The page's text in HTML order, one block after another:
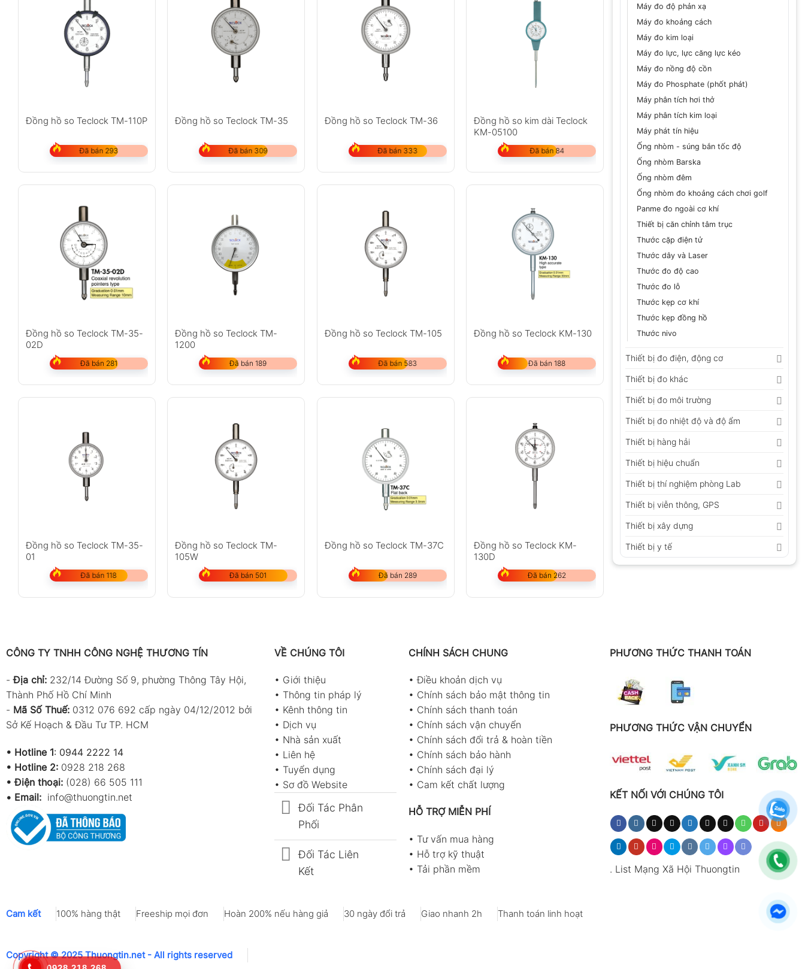
Máy đo độ phản xạ
Máy đo khoảng cách
Máy đo kim loại
Máy đo lực, lực căng lực kéo
Máy đo nồng độ cồn
Máy đo Phosphate (phốt phát)
Máy phân tích hơi thở
Máy phân tích kim loại
Máy phát tín hiệu
Ống nhòm - súng bắn tốc độ
Ống nhòm Barska
Ống nhòm đêm
Ống nhòm đo khoảng cách chơi golf
Panme đo ngoài cơ khí
Thiết bị căn chỉnh tâm trục
Thước cặp điện tử
Thước dây và Laser
Thước đo độ cao
Thước đo lỗ
Thước kẹp cơ khí
Thước kẹp đồng hồ
Thước nivo
Thiết bị đo điện, động cơ
Thiết bị đo khác
Thiết bị đo môi trường
Thiết bị đo nhiệt độ và độ ẩm
Thiết bị hàng hải
Thiết bị hiệu chuẩn
Thiết bị thí nghiệm phòng Lab
Thiết bị viễn thông, GPS
Thiết bị xây dựng
Thiết bị y tế
Đồng hồ so Teclock TM-110P
Đã bán 293
Đồng hồ so Teclock TM-35
Đã bán 309
Đồng hồ so Teclock TM-36
Đã bán 333
Đồng hồ so kim dài Teclock
KM-05100
Đã bán 84
Đồng hồ so Teclock TM-35-
02D
Đã bán 281
Đồng hồ so Teclock TM-
1200
Đã bán 189
Đồng hồ so Teclock TM-105
Đã bán 583
Đồng hồ so Teclock KM-130
Đã bán 188
Đồng hồ so Teclock TM-35-
01
Đã bán 118
Đồng hồ so Teclock TM-
105W
Đã bán 501
Đồng hồ so Teclock TM-37C
Đã bán 289
Đồng hồ so Teclock KM-
130D
Đã bán 262
CÔNG TY TNHH CÔNG NGHỆ THƯƠNG TÍN
-Địa chỉ: 232/14 Đường Số 9, phường Thông Tây Hội,
Thành Phố Hồ Chí Minh
- Mã Số Thuế: 0312 076 692 cấp ngày 04/12/2012 bởi
Sở Kế Hoạch & Đầu Tư TP. HCM
• Hotline 1: 0944 2222 14
• Hotline 2: 0928 218 268
• Điện thoại: (028) 66 505 111
• Email: info@thuongtin.net
VỀ CHÚNG TÔI
• Giới thiệu
• Thông tin pháp lý
• Kênh thông tin
• Dịch vụ
• Nhà sản xuất
• Liên hệ
• Tuyển dụng
• Sơ đồ Website
Đối Tác Phân
Phối
Đối Tác Liên
Kết
CHÍNH SÁCH CHUNG
•Điều khoản dịch vụ
• Chính sách bảo mật thông tin
• Chính sách thanh toán
• Chính sách vận chuyển
• Chính sách đổi trả & hoàn tiền
• Chính sách bảo hành
• Chính sách đại lý
• Cam kết chất lượng
HỖ TRỢ MIỄN PHÍ
• Tư vấn mua hàng
• Hỗ trợ kỹ thuật
• Tải phần mềm
PHƯƠNG THỨC THANH TOÁN
PHƯƠNG THỨC VẬN CHUYỂN
KẾT NỐI VỚI CHÚNG TÔI
. List Mạng Xã Hội Thuongtin
Cam kết 100% hàng thật Freeship mọi đơn Hoàn 200% nếu hàng giả 30 ngày đổi trả Giao nhanh 2h Thanh toán linh hoạt
Copyright © 2025 Thuongtin.net - All rights reserved